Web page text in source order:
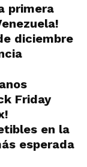
primera
diciembre
Friday
en la
esperada